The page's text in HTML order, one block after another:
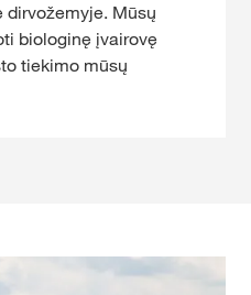
dirvožemyje. Mūsų
biologinę įvairovę
tiekimo mūsų